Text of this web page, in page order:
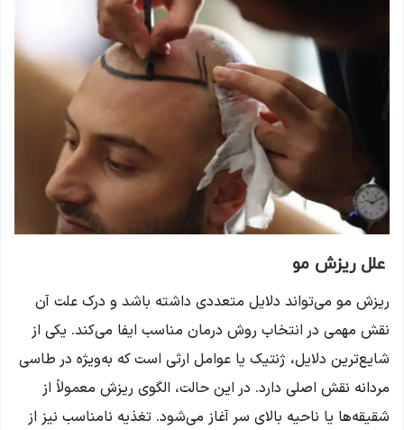
علل ریزش مو
ریزش مو می‌تواند دلایل متعددی داشته باشد و درک علت آن
نقش مهمی در انتخاب روش درمان مناسب ایفا می‌کند. یکی از
شایع‌ترین دلایل، ژنتیک یا عوامل ارثی است که به‌ویژه در طاسی
مردانه نقش اصلی دارد. در این حالت، الگوی ریزش معمولاً از
شقیقه‌ها یا ناحیه بالای سر آغاز می‌شود. تغذیه نامناسب نیز از